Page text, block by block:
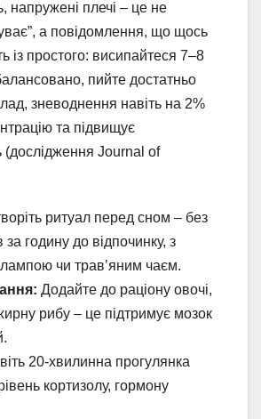
напружені плечі – це не
а повідомлення, що щось
із простого: висипайтеся 7–8
пийте достатньо
зневоднення навіть на 2%
та підвищує
(дослідження Journal of
ритуал перед сном – без
за годину до відпочинку, з
чи трав’яним чаєм.
Додайте до раціону овочі,
рибу – це підтримує мозок
20-хвилинна прогулянка
кортизолу, гормону